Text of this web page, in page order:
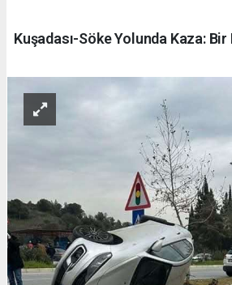
Kuşadası-Söke Yolunda Kaza: Bir